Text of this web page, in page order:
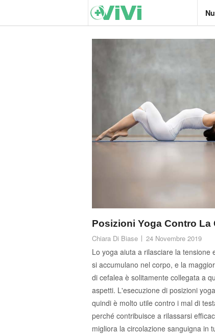
Posizioni Yoga Contro La
Chiara Di Biase 24 Novembre 2019
Lo yoga aiuta a rilasciare la tensione
si accumulano nel corpo, e la
di cefalea è solitamente collegata a
aspetti. L'esecuzione di posizioni yoga
quindi è molto utile contro i mal di
perché contribuisce a rilassarsi
migliora la circolazione sanguigna in